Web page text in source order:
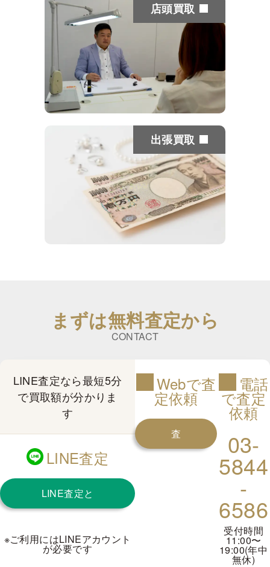
店頭買取
出張買取
まずは無料査定から
CONTACT
LINE査定なら最短5分
で買取額が分かりま
す
LINE査定
LINE査定と
※ご利用にはLINEアカウント
が必要です
Webで査
定依頼
査
電話
で査定
依頼
03-
5844
-
6586
受付時間
11:00〜
19:00(年中
無休)